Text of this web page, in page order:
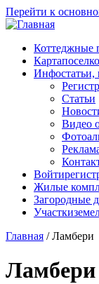
Перейти к
Коттеджные
Карта
Инфостатьи,
Статьи
Видео
Войти
Жилые
Загородные
Участки
Главная /Ламбери
Ламбери